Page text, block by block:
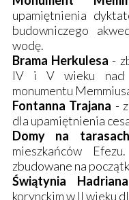
upamiętnienia
budowniczego
wodę.
Brama Herkulesa -
IV i V wieku nad
monumentu
Fontanna Trajana -
dla upamiętnienia
Domy na tarasach
mieszkańców
zbudowane na
Świątynia Hadriana
korynckim w II wieku